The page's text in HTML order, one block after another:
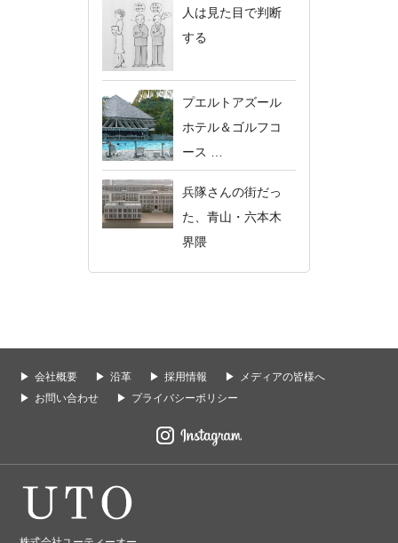
人は見た目で判断
する
プエルトアズール
ホテル＆ゴルフコ
ース …
兵隊さんの街だっ
た、青山・六本木
界隈
会社概要 沿革 採用情報
メディアの皆様へ
お問い合わせ
プライバシーポリシー